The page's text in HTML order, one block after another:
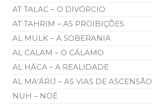
AT TALAC – O DIVÓRCIO
AT TAHRIM – AS PROIBIÇÕES
AL MULK – A SOBERANIA
AL CALAM – O CÁLAMO
AL HÁCA – A REALIDADE
AL MA’ÁRIJ – AS VIAS DE ASCENSÃO
NUH – NOÉ